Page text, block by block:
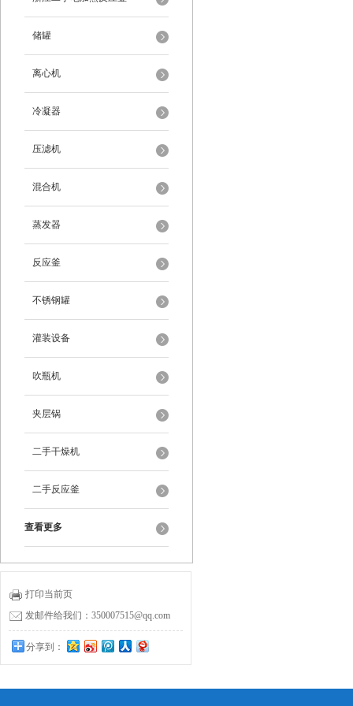
储罐
离心机
冷凝器
压滤机
混合机
蒸发器
反应釜
不锈钢罐
灌装设备
吹瓶机
夹层锅
二手干燥机
二手反应釜
查看更多
打印当前页
发邮件给我们：350007515@qq.com
分享到：
0